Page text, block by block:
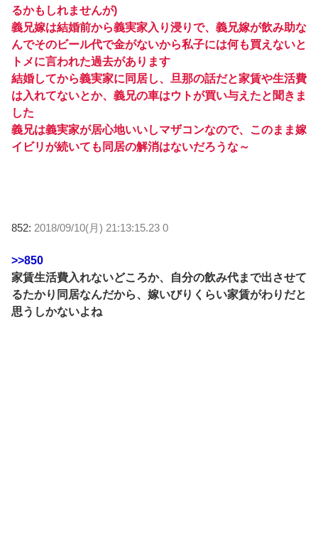
るかもしれませんが)
義兄嫁は結婚前から義実家入り浸りで、義兄嫁が飲み助な
んでそのビール代で金がないから私子には何も買えないと
トメに言われた過去があります
結婚してから義実家に同居し、旦那の話だと家賃や生活費
は入れてないとか、義兄の車はウトが買い与えたと聞きま
した
義兄は義実家が居心地いいしマザコンなので、このまま嫁
イビリが続いても同居の解消はないだろうな～
852: 2018/09/10(月) 21:13:15.23 0
>>850
家賃生活費入れないどころか、自分の飲み代まで出させて
るたかり同居なんだから、嫁いびりくらい家賃がわりだと
思うしかないよね